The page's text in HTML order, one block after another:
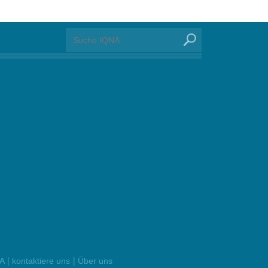
| kontaktiere uns | Über uns